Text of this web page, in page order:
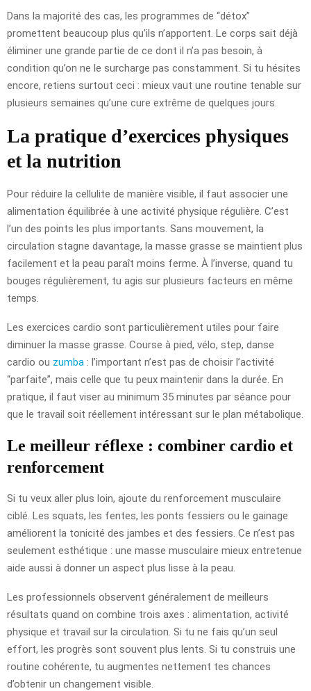
Dans la majorité des cas, les programmes de “détox”
promettent beaucoup plus qu’ils n’apportent. Le corps sait déjà
éliminer une grande partie de ce dont il n’a pas besoin, à
condition qu’on ne le surcharge pas constamment. Si tu hésites
encore, retiens surtout ceci : mieux vaut une routine tenable sur
plusieurs semaines qu’une cure extrême de quelques jours.
La pratique d’exercices physiques
et la nutrition
Pour réduire la cellulite de manière visible, il faut associer une
alimentation équilibrée à une activité physique régulière. C’est
l’un des points les plus importants. Sans mouvement, la
circulation stagne davantage, la masse grasse se maintient plus
facilement et la peau paraît moins ferme. À l’inverse, quand tu
bouges régulièrement, tu agis sur plusieurs facteurs en même
temps.
Les exercices cardio sont particulièrement utiles pour faire
diminuer la masse grasse. Course à pied, vélo, step, danse
cardio ou zumba : l’important n’est pas de choisir l’activité
“parfaite”, mais celle que tu peux maintenir dans la durée. En
pratique, il faut viser au minimum 35 minutes par séance pour
que le travail soit réellement intéressant sur le plan métabolique.
Le meilleur réflexe : combiner cardio et
renforcement
Si tu veux aller plus loin, ajoute du renforcement musculaire
ciblé. Les squats, les fentes, les ponts fessiers ou le gainage
améliorent la tonicité des jambes et des fessiers. Ce n’est pas
seulement esthétique : une masse musculaire mieux entretenue
aide aussi à donner un aspect plus lisse à la peau.
Les professionnels observent généralement de meilleurs
résultats quand on combine trois axes : alimentation, activité
physique et travail sur la circulation. Si tu ne fais qu’un seul
effort, les progrès sont souvent plus lents. Si tu construis une
routine cohérente, tu augmentes nettement tes chances
d’obtenir un changement visible.